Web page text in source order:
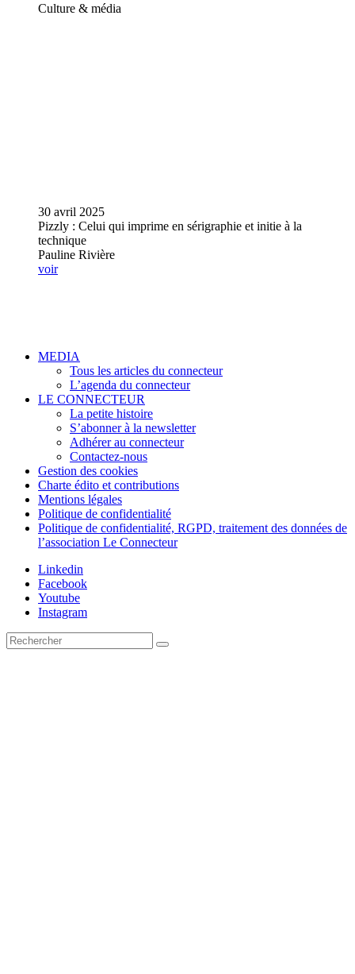
Culture & média
30 avril 2025
Pizzly : Celui qui imprime en sérigraphie et initie à la
technique
Pauline Rivière
voir
MEDIA
Tous les articles du connecteur
L’agenda du connecteur
LE CONNECTEUR
La petite histoire
S’abonner à la newsletter
Adhérer au connecteur
Contactez-nous
Gestion des cookies
Charte édito et contributions
Mentions légales
Politique de confidentialité
Politique de confidentialité, RGPD, traitement des données de
l’association Le Connecteur
Linkedin
Facebook
Youtube
Instagram